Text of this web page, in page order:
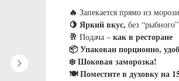
🔥 Запекается прямо из
🍋 Яркий вкус, без
🥂 Подача – как в ресторане
📦 Упакован порционно,
❄️ Шоковая заморозка!
🍽 Поместите в духовку на